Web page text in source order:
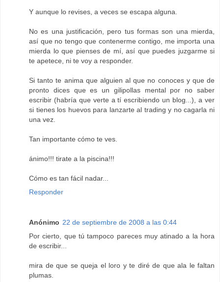
Y aunque lo revises, a veces se escapa alguna.
No es una justificación, pero tus formas son una mierda,
así que no tengo que contenerme contigo, me importa una
mierda lo que pienses de mí, así que puedes juzgarme si
te apetece, ni te voy a responder.
Si tanto te anima que alguien al que no conoces y que de
pronto dices que es un gilipollas mental por no saber
escribir (habría que verte a tí escribiendo un blog...), a ver
si tienes los huevos para lanzarte al trading y no cagarla ni
una vez.
Tan importante cómo te ves.
ánimo!!! tirate a la piscina!!!
Cómo es tan fácil nadar...
Responder
Anónimo 22 de septiembre de 2008 a las 0:44
Por cierto, que tú tampoco pareces muy atinado a la hora
de escribir...
mira de que se queja el loro y te diré de que ala le faltan
plumas.